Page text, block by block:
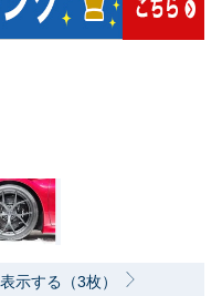
示する（3枚）